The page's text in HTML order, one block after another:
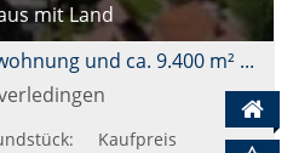
mit Land
Wohnhaus mit Einliegerwohnung und ca. 9.400 m² Grundstück
Kaufpreis